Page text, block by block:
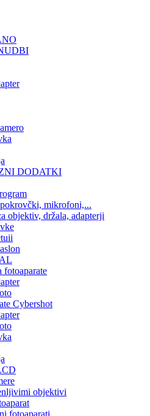
DODATKI
mikrofoni,...
objektiv, držala, adapterji
fotoaparate
Cybershot
objektivi